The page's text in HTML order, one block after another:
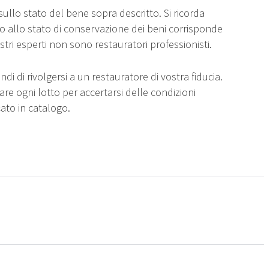
stato del bene sopra descritto. Si ricorda
allo stato di conservazione dei beni corrisponde
esperti non sono restauratori professionisti.
di rivolgersi a un restauratore di vostra fiducia.
ogni lotto per accertarsi delle condizioni
in catalogo.